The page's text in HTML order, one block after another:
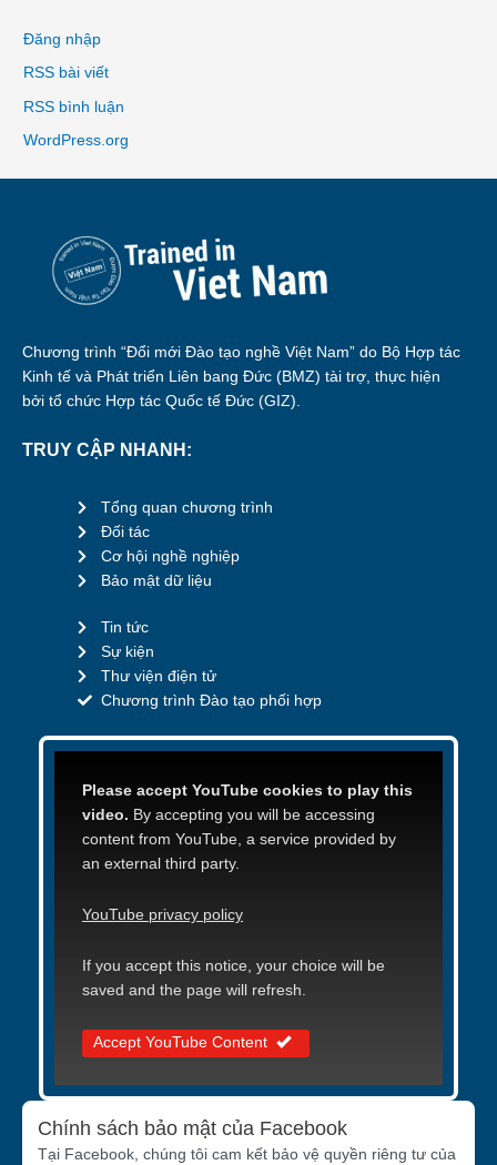
Đăng nhập
RSS bài viết
RSS bình luận
WordPress.org
Chương trình “Đổi mới Đào tạo nghề Việt Nam” do Bộ Hợp tác
Kinh tế và Phát triển Liên bang Đức (BMZ) tài trợ, thực hiện
bởi tổ chức Hợp tác Quốc tế Đức (GIZ).
TRUY CẬP NHANH:
Tổng quan chương trình
Đối tác
Cơ hội nghề nghiệp
Bảo mật dữ liệu
Tin tức
Sự kiện
Thư viện điện tử
Chương trình Đào tạo phối hợp
Please accept YouTube cookies to play this
video. By accepting you will be accessing
content from YouTube, a service provided by
an external third party.
YouTube privacy policy
If you accept this notice, your choice will be
saved and the page will refresh.
Accept YouTube Content
Chính sách bảo mật của Facebook
Tại Facebook, chúng tôi cam kết bảo vệ quyền riêng tư của